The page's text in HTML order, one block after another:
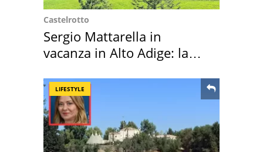
Castelrotto
Sergio Mattarella in
vacanza in Alto Adige: la
LIFESTYLE